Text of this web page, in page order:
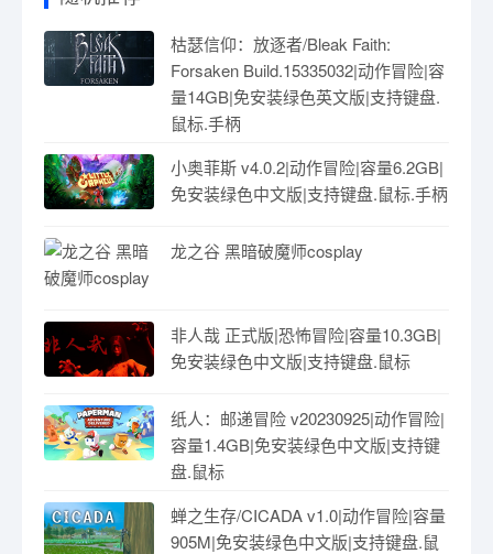
枯瑟信仰：放逐者/Bleak Faith:
Forsaken Build.15335032|动作冒险|容
量14GB|免安装绿色英文版|支持键盘.
鼠标.手柄
小奥菲斯 v4.0.2|动作冒险|容量6.2GB|
免安装绿色中文版|支持键盘.鼠标.手柄
龙之谷 黑暗破魔师cosplay
非人哉 正式版|恐怖冒险|容量10.3GB|
免安装绿色中文版|支持键盘.鼠标
纸人：邮递冒险 v20230925|动作冒险|
容量1.4GB|免安装绿色中文版|支持键
盘.鼠标
蝉之生存/CICADA v1.0|动作冒险|容量
905M|免安装绿色中文版|支持键盘.鼠